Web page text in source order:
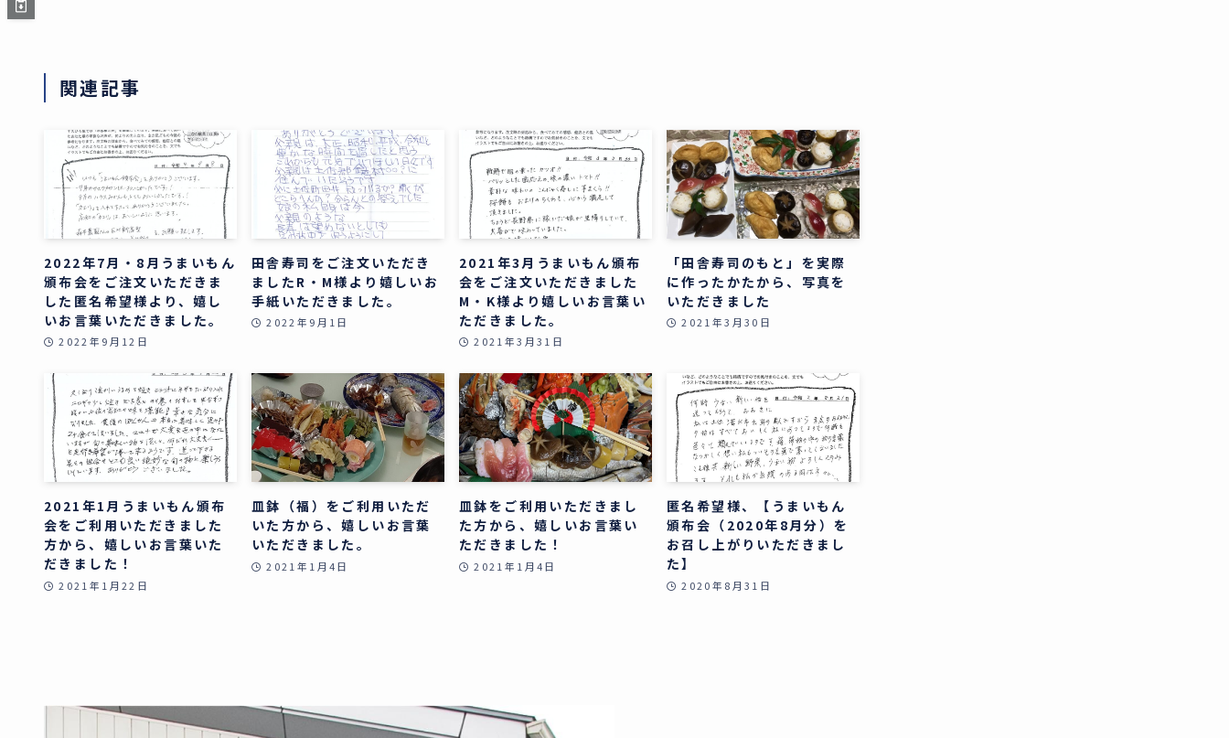
関連記事
2022年7月・8月うまいもん
頒布会をご注文いただきま
した匿名希望様より、嬉し
いお言葉いただきました。
2022年9月12日
田舎寿司をご注文いただき
ましたR・M様より嬉しいお
手紙いただきました。
2022年9月1日
2021年3月うまいもん頒布
会をご注文いただきました
M・K様より嬉しいお言葉い
ただきました。
2021年3月31日
「田舎寿司のもと」を実際
に作ったかたから、写真を
いただきました
2021年3月30日
2021年1月うまいもん頒布
会をご利用いただきました
方から、嬉しいお言葉いた
だきました！
2021年1月22日
皿鉢（福）をご利用いただ
いた方から、嬉しいお言葉
いただきました。
2021年1月4日
皿鉢をご利用いただきまし
た方から、嬉しいお言葉い
ただきました！
2021年1月4日
匿名希望様、【うまいもん
頒布会（2020年8月分）を
お召し上がりいただきまし
た】
2020年8月31日